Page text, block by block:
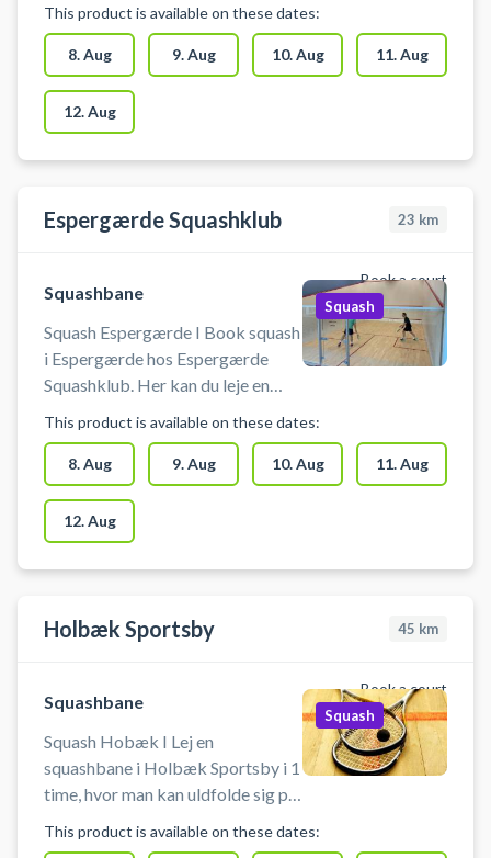
København på City Squashs
squashbaner på Kløvermarken,
København S.
This product is available on these dates:
8. Aug 9. Aug 10. Aug 11. Aug
12. Aug
Espergærde Squashklub 23 km
Book a court
Squashbane
Squash Espergærde I Book squash
i Espergærde hos Espergærde
Squashklub. Her kan du leje en
nemt finde en ledig tid, der passer
dig. Espergærde Squashklub
ligger i Espergærde Idrætsby i
Helsingør Kommune og er oplagt
valg, hvis du leder efter squash i
Espergærde, Helsingør eller
Squashklub hed tidligere
Helsingør Squash Klub.
Squash
This product is available on these dates:
8. Aug 9. Aug 10. Aug 11. Aug
12. Aug
Holbæk Sportsby 45 km
Book a court
Squashbane
Squash Hobæk I Lej en
squashbane i Holbæk Sportsby i 1
time, hvor man kan uldfolde sig på
Holbæk. Book squashbane og spil
Squash
This product is available on these dates: